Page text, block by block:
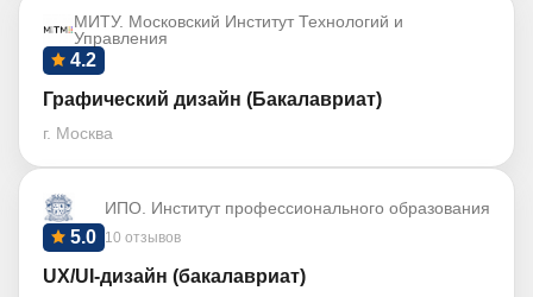
МИТУ. Московский Институт Технологий и
Управления
4.2
Графический дизайн (Бакалавриат)
г. Москва
ИПО. Институт профессионального образования
10 отзывов
5.0
UX/UI-дизайн (бакалавриат)